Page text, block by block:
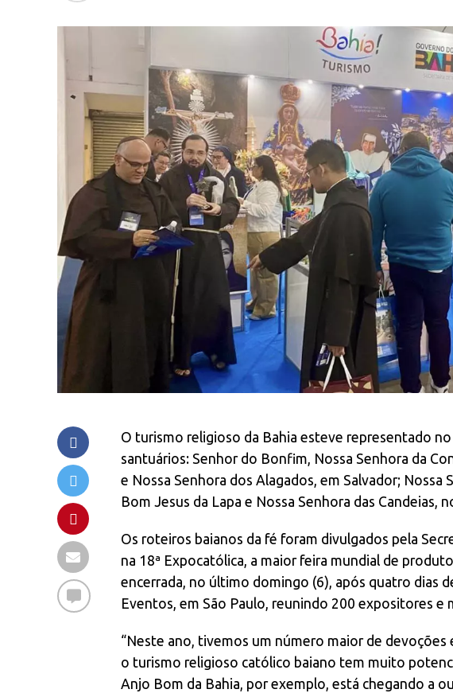
O turismo religioso da Bahia esteve representado
santuários: Senhor do Bonfim, Nossa Senhora da
e Nossa Senhora dos Alagados, em Salvador; Nossa
Bom Jesus da Lapa e Nossa Senhora das Candeias,
Os roteiros baianos da fé foram divulgados pela
na 18ª Expocatólica, a maior feira mundial de
encerrada, no último domingo (6), após quatro dias
Eventos, em São Paulo, reunindo 200 expositores e
“Neste ano, tivemos um número maior de
o turismo religioso católico baiano tem muito
Anjo Bom da Bahia, por exemplo, está chegando a